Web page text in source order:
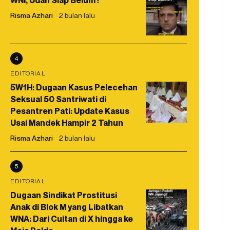
Risma Azhari 2 bulan lalu
4
EDITORIAL
5W1H: Dugaan Kasus Pelecehan
Seksual 50 Santriwati di
Pesantren Pati: Update Kasus
Usai Mandek Hampir 2 Tahun
Risma Azhari 2 bulan lalu
5
EDITORIAL
Dugaan Sindikat Prostitusi
Anak di Blok M yang Libatkan
WNA: Dari Cuitan di X hingga ke